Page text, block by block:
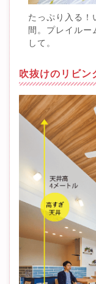
たっぷり入る！
間。プレイルー
して。
吹抜けのリビン